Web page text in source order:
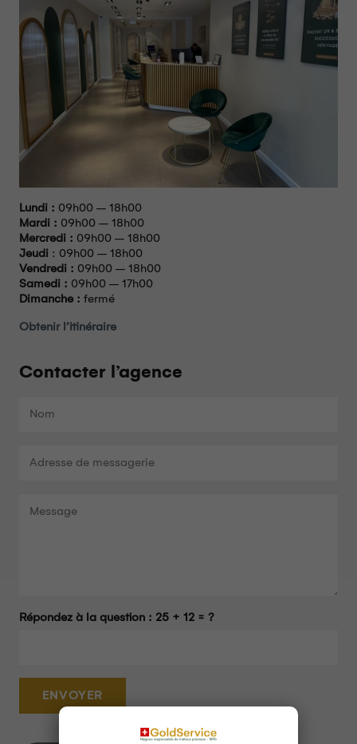
Lundi : 09h00 – 18h00
Mardi : 09h00 – 18h00
Mercredi : 09h00 – 18h00
Jeudi : 09h00 – 18h00
Vendredi : 09h00 – 18h00
Samedi : 09h00 – 17h00
Dimanche : fermé
Obtenir l’itinéraire
Contacter l’agence
Répondez à la question : 25 + 12 = ?
ENVOYER